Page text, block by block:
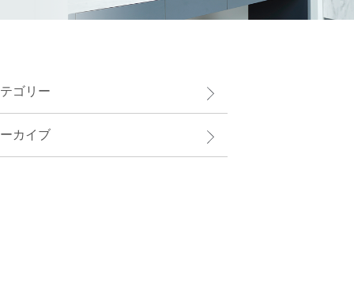
ゴリー
カイブ